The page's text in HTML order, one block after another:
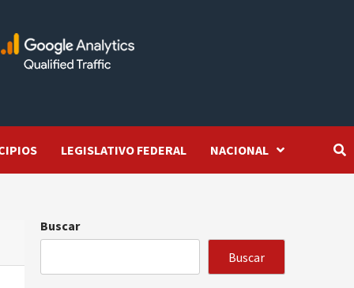
LEGISLATIVO FEDERAL NACIONAL
Buscar
Buscar